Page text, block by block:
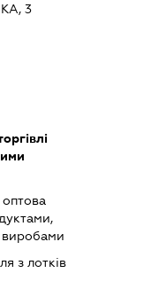
3
оптова
з лотків